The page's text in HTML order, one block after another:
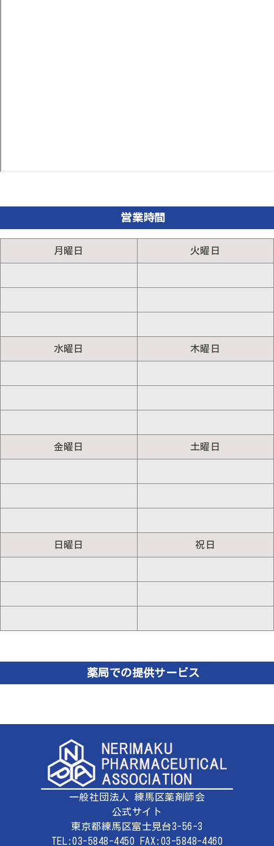
営業時間
月曜日 火曜日
水曜日 木曜日
金曜日 土曜日
日曜日 祝日
薬局での提供サービス
一般社団法人 練馬区薬剤師会
公式サイト
東京都練馬区富士見台3-56-3
TEL:03-5848-4450 FAX:03-5848-4460